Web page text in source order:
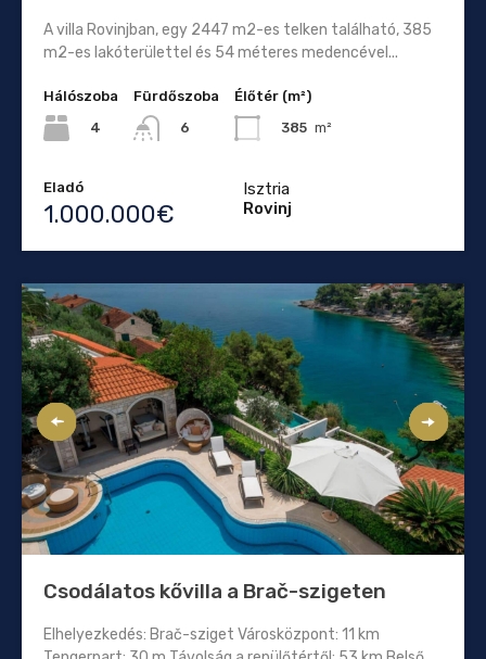
A villa Rovinjban, egy 2447 m2-es telken található, 385
m2-es lakóterülettel és 54 méteres medencével...
Hálószoba
4
Fürdőszoba
6
Élőtér (m²)
385 m²
Eladó
1.000.000€
Isztria
Rovinj
Csodálatos kővilla a Brač-szigeten
Elhelyezkedés: Brač-sziget Városközpont: 11 km